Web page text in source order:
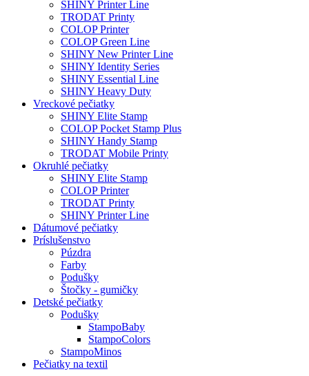
Tlač a reklama
Plagáty
Letáky
Vizitky
Menovky
Gravírovanie
Antibakteriálne pečiatky
Drevené pečiatky
Textové pečiatky
COLOP Compact
TRODAT Professional
SHINY Personal Printer
SHINY Eco Line
SHINY Printer Line
TRODAT Printy
COLOP Printer
COLOP Green Line
SHINY New Printer Line
SHINY Identity Series
SHINY Essential Line
SHINY Heavy Duty
Vreckové pečiatky
SHINY Elite Stamp
COLOP Pocket Stamp Plus
SHINY Handy Stamp
TRODAT Mobile Printy
Okruhlé pečiatky
SHINY Elite Stamp
COLOP Printer
TRODAT Printy